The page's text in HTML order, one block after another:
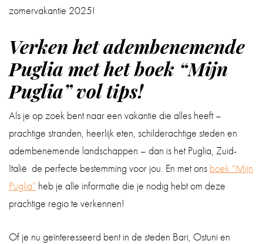
zomervakantie 2025!
Verken het adembenemende
Puglia met het boek “Mijn
Puglia” vol tips!
Als je op zoek bent naar een vakantie die alles heeft –
prachtige stranden, heerlijk eten, schilderachtige steden en
adembenemende landschappen – dan is het Puglia, Zuid-
Italië de perfecte bestemming voor jou. En met ons boek “Mijn
Puglia” heb je alle informatie die je nodig hebt om deze
prachtige regio te verkennen!
Of je nu geïnteresseerd bent in de steden Bari, Ostuni en